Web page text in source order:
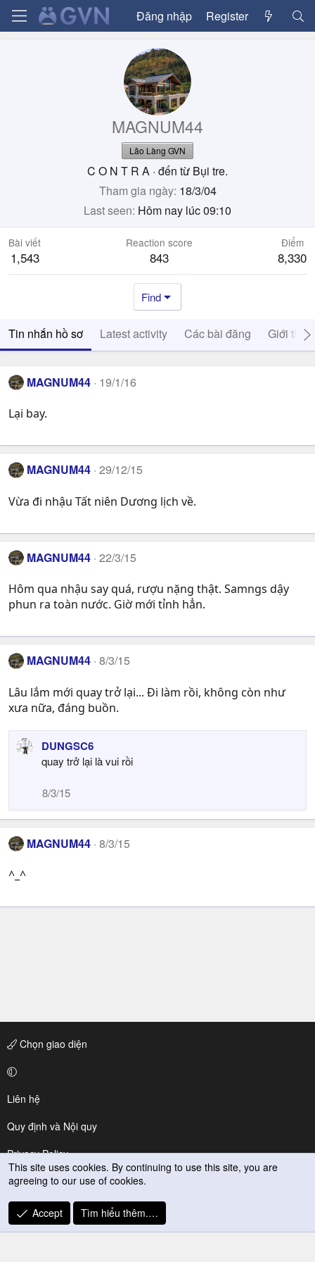
Đăng nhập Register
MAGNUM44
Lão Làng GVN
C O N T R A · đến từ Bụi tre.
Tham gia ngày 18/3/04
Last seen Hôm nay lúc 09:10
Bài viết
1,543
Reaction score
843
Điểm
8,330
Find
Tin nhắn hồ sơ Latest activity Các bài đăng Giới thiệu
MAGNUM44 19/1/16
Lại bay.
MAGNUM44 29/12/15
Vừa đi nhậu Tất niên Dương lịch về.
MAGNUM44 22/3/15
Hôm qua nhậu say quá, rượu nặng thật. Samngs dậy
phun ra toàn nước. Giờ mới tỉnh hẳn.
MAGNUM44 8/3/15
Lâu lắm mới quay trở lại... Đi làm rồi, không còn như
xưa nữa, đáng buồn.
DUNGSC6
quay trở lại là vui rồi
8/3/15
MAGNUM44 8/3/15
^_^
Chọn giao diện
Liên hệ
Quy định và Nội quy
Privacy Policy
Trợ giúp
R
S
This site uses cookies. By continuing to use this site, you are
agreeing to our use of cookies.
Accept Tìm hiểu thêm.…